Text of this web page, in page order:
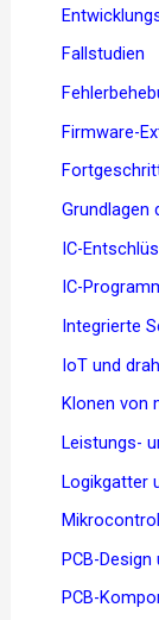
Fallstudien
Firmware-
Grundlagen
IC-
IC-
Integrierte
IoT und
Klonen von
Leistungs-
Logikgatter
PCB-
PCB-